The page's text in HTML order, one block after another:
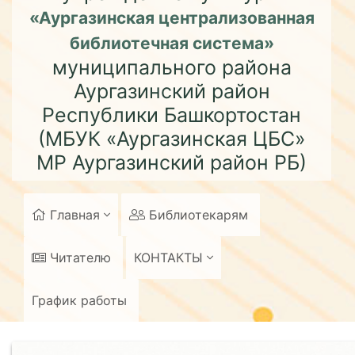
«Аургазинская централизованная
библиотечная система»
муниципального района
Аургазинский район
Республики Башкортостан
(МБУК «Аургазинская ЦБС»
МР Аургазинский район РБ)
Главная Библиотекарям
Читателю КОНТАКТЫ
График работы